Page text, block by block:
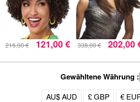
216,00 € 121,00 € 338,00 € 202,00
Gewähltene Währung :
AU$ AUD £ GBP €